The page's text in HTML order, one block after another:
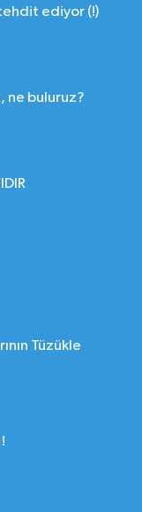
tehdit ediyor (!)
ne buluruz?
Tüzükle